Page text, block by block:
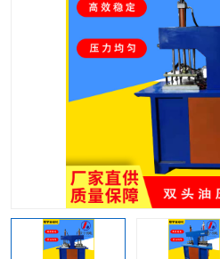
泡壳包装封口机
其他超声波系列